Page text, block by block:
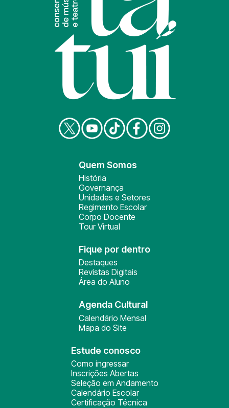
Quem Somos
História
Governança
Unidades e Setores
Regimento Escolar
Corpo Docente
Tour Virtual
Fique por dentro
Destaques
Revistas Digitais
Área do Aluno
Agenda Cultural
Calendário Mensal
Mapa do Site
Estude conosco
Como ingressar
Inscrições Abertas
Seleção em Andamento
Calendário Escolar
Certificação Técnica